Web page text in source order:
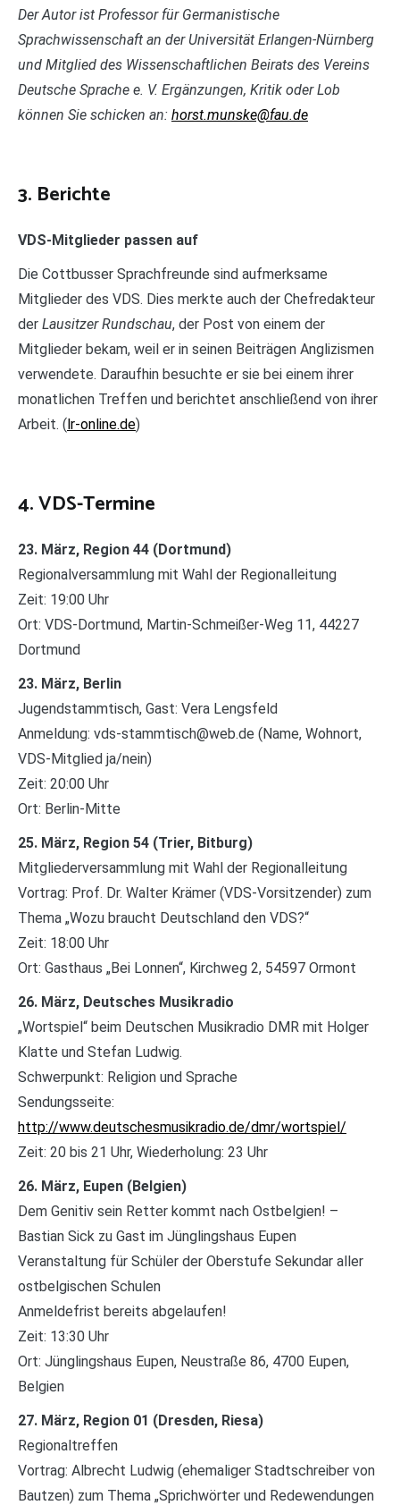
Der Autor ist Professor für Germanistische
Sprachwissenschaft an der Universität Erlangen-Nürnberg
und Mitglied des Wissenschaftlichen Beirats des Vereins
Deutsche Sprache e. V. Ergänzungen, Kritik oder Lob
können Sie schicken an: horst.munske@fau.de
3. Berichte
VDS-Mitglieder passen auf
Die Cottbusser Sprachfreunde sind aufmerksame
Mitglieder des VDS. Dies merkte auch der Chefredakteur
der Lausitzer Rundschau, der Post von einem der
Mitglieder bekam, weil er in seinen Beiträgen Anglizismen
verwendete. Daraufhin besuchte er sie bei einem ihrer
monatlichen Treffen und berichtet anschließend von ihrer
Arbeit. (lr-online.de)
4. VDS-Termine
23. März, Region 44 (Dortmund)
Regionalversammlung mit Wahl der Regionalleitung
Zeit: 19:00 Uhr
Ort: VDS-Dortmund, Martin-Schmeißer-Weg 11, 44227
Dortmund
23. März, Berlin
Jugendstammtisch, Gast: Vera Lengsfeld
Anmeldung: vds-stammtisch@web.de (Name, Wohnort,
VDS-Mitglied ja/nein)
Zeit: 20:00 Uhr
Ort: Berlin-Mitte
25. März, Region 54 (Trier, Bitburg)
Mitgliederversammlung mit Wahl der Regionalleitung
Vortrag: Prof. Dr. Walter Krämer (VDS-Vorsitzender) zum
Thema „Wozu braucht Deutschland den VDS?“
Zeit: 18:00 Uhr
Ort: Gasthaus „Bei Lonnen“, Kirchweg 2, 54597 Ormont
26. März, Deutsches Musikradio
„Wortspiel“ beim Deutschen Musikradio DMR mit Holger
Klatte und Stefan Ludwig.
Schwerpunkt: Religion und Sprache
Sendungsseite:
http://www.deutschesmusikradio.de/dmr/wortspiel/
Zeit: 20 bis 21 Uhr, Wiederholung: 23 Uhr
26. März, Eupen (Belgien)
Dem Genitiv sein Retter kommt nach Ostbelgien! –
Bastian Sick zu Gast im Jünglingshaus Eupen
Veranstaltung für Schüler der Oberstufe Sekundar aller
ostbelgischen Schulen
Anmeldefrist bereits abgelaufen!
Zeit: 13:30 Uhr
Ort: Jünglingshaus Eupen, Neustraße 86, 4700 Eupen,
Belgien
27. März, Region 01 (Dresden, Riesa)
Regionaltreffen
Vortrag: Albrecht Ludwig (ehemaliger Stadtschreiber von
Bautzen) zum Thema „Sprichwörter und Redewendungen